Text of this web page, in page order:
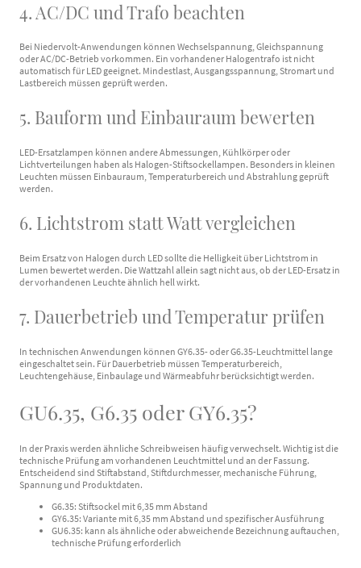
4. AC/DC und Trafo beachten
Bei Niedervolt-Anwendungen können Wechselspannung, Gleichspannung
oder AC/DC-Betrieb vorkommen. Ein vorhandener Halogentrafo ist nicht
automatisch für LED geeignet. Mindestlast, Ausgangsspannung, Stromart und
Lastbereich müssen geprüft werden.
5. Bauform und Einbauraum bewerten
LED-Ersatzlampen können andere Abmessungen, Kühlkörper oder
Lichtverteilungen haben als Halogen-Stiftsockellampen. Besonders in kleinen
Leuchten müssen Einbauraum, Temperaturbereich und Abstrahlung geprüft
werden.
6. Lichtstrom statt Watt vergleichen
Beim Ersatz von Halogen durch LED sollte die Helligkeit über Lichtstrom in
Lumen bewertet werden. Die Wattzahl allein sagt nicht aus, ob der LED-Ersatz in
der vorhandenen Leuchte ähnlich hell wirkt.
7. Dauerbetrieb und Temperatur prüfen
In technischen Anwendungen können GY6.35- oder G6.35-Leuchtmittel lange
eingeschaltet sein. Für Dauerbetrieb müssen Temperaturbereich,
Leuchtengehäuse, Einbaulage und Wärmeabfuhr berücksichtigt werden.
GU6.35, G6.35 oder GY6.35?
In der Praxis werden ähnliche Schreibweisen häufig verwechselt. Wichtig ist die
technische Prüfung am vorhandenen Leuchtmittel und an der Fassung.
Entscheidend sind Stiftabstand, Stiftdurchmesser, mechanische Führung,
Spannung und Produktdaten.
G6.35: Stiftsockel mit 6,35 mm Abstand
GY6.35: Variante mit 6,35 mm Abstand und spezifischer Ausführung
GU6.35: kann als ähnliche oder abweichende Bezeichnung auftauchen,
technische Prüfung erforderlich